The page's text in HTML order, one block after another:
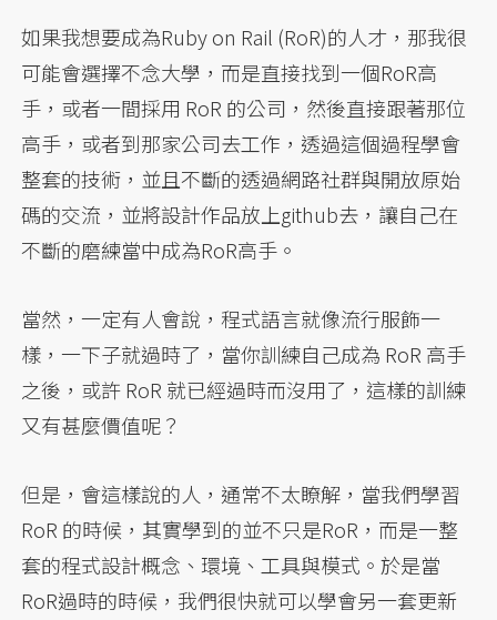
如果我想要成為Ruby on Rail (RoR)的人才，那我很
可能會選擇不念大學，而是直接找到一個RoR高
手，或者一間採用 RoR 的公司，然後直接跟著那位
高手，或者到那家公司去工作，透過這個過程學會
整套的技術，並且不斷的透過網路社群與開放原始
碼的交流，並將設計作品放上github去，讓自己在
不斷的磨練當中成為RoR高手。
當然，一定有人會說，程式語言就像流行服飾一
樣，一下子就過時了，當你訓練自己成為 RoR 高手
之後，或許 RoR 就已經過時而沒用了，這樣的訓練
又有甚麼價值呢？
但是，會這樣說的人，通常不太瞭解，當我們學習
RoR 的時候，其實學到的並不只是RoR，而是一整
套的程式設計概念、環境、工具與模式。於是當
RoR過時的時候，我們很快就可以學會另一套更新